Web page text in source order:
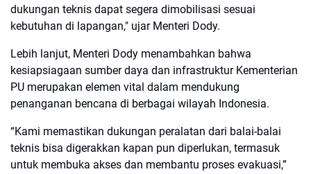
dukungan teknis dapat segera dimobilisasi sesuai
kebutuhan di lapangan," ujar Menteri Dody.
Lebih lanjut, Menteri Dody menambahkan bahwa
kesiapsiagaan sumber daya dan infrastruktur Kementerian
PU merupakan elemen vital dalam mendukung
penanganan bencana di berbagai wilayah Indonesia.
“Kami memastikan dukungan peralatan dari balai-balai
teknis bisa digerakkan kapan pun diperlukan, termasuk
untuk membuka akses dan membantu proses evakuasi,”